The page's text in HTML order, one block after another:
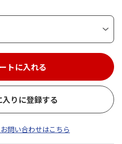
トに入れる
入りに登録する
問い合わせはこちら